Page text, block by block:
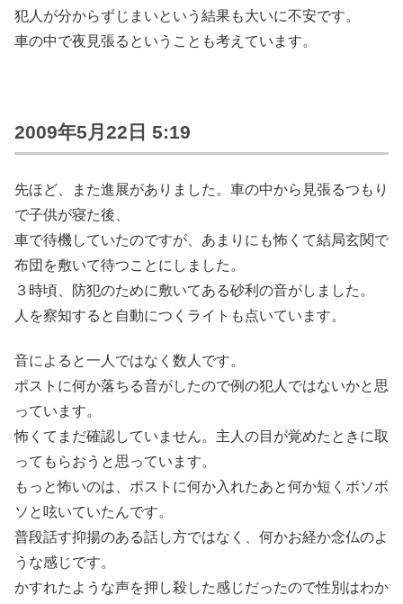
犯人が分からずじまいという結果も大いに不安です。
車の中で夜見張るということも考えています。
2009年5月22日 5:19
先ほど、また進展がありました。車の中から見張るつもり
で子供が寝た後、
車で待機していたのですが、あまりにも怖くて結局玄関で
布団を敷いて待つことにしました。
３時頃、防犯のために敷いてある砂利の音がしました。
人を察知すると自動につくライトも点いています。
音によると一人ではなく数人です。
ポストに何か落ちる音がしたので例の犯人ではないかと思
っています。
怖くてまだ確認していません。主人の目が覚めたときに取
ってもらおうと思っています。
もっと怖いのは、ポストに何か入れたあと何か短くボソボ
ソと呟いていたんです。
普段話す抑揚のある話し方ではなく、何かお経か念仏のよ
うな感じです。
かすれたような声を押し殺した感じだったので性別はわか